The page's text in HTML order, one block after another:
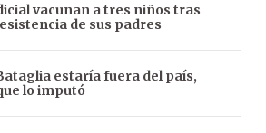
vacunan a tres niños tras
de sus padres
estaría fuera del país,
lo imputó